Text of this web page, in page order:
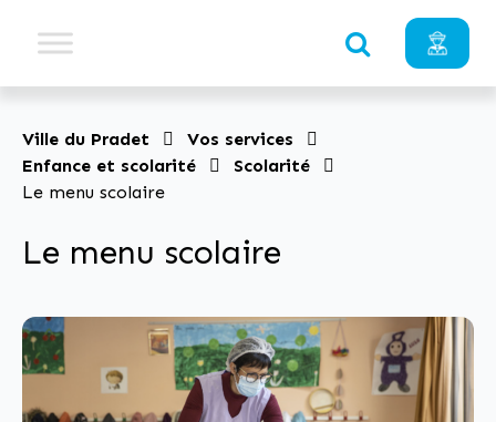
Ville du Pradet
Vos services
Enfance et scolarité
Scolarité
Le menu scolaire
Le menu scolaire